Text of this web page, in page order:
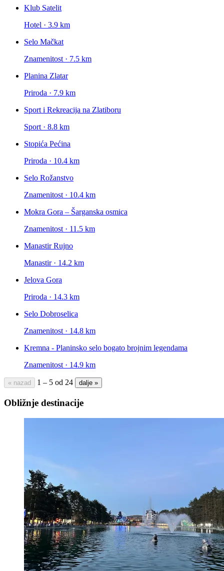
Klub Satelit
Hotel · 3.9 km
Selo Mačkat
Znamenitost · 7.5 km
Planina Zlatar
Priroda · 7.9 km
Sport i Rekreacija na Zlatiboru
Sport · 8.8 km
Stopića Pećina
Priroda · 10.4 km
Selo Rožanstvo
Znamenitost · 10.4 km
Mokra Gora – Šarganska osmica
Znamenitost · 11.5 km
Manastir Rujno
Manastir · 14.2 km
Jelova Gora
Priroda · 14.3 km
Selo Dobroselica
Znamenitost · 14.8 km
Kremna - Planinsko selo bogato brojnim legendama
Znamenitost · 14.9 km
« nazad 1 – 5 od 24 dalje »
Obližnje destinacije